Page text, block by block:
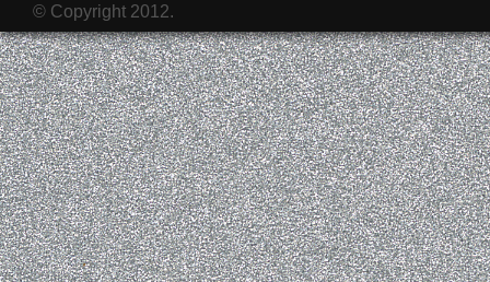
© Copyright 2012.